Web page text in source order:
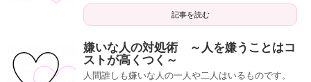
記事を読む
嫌いな人の対処術 ～人を嫌うことはコ
ストが高くつく～
人間誰しも嫌いな人の一人や二人はいるものです。